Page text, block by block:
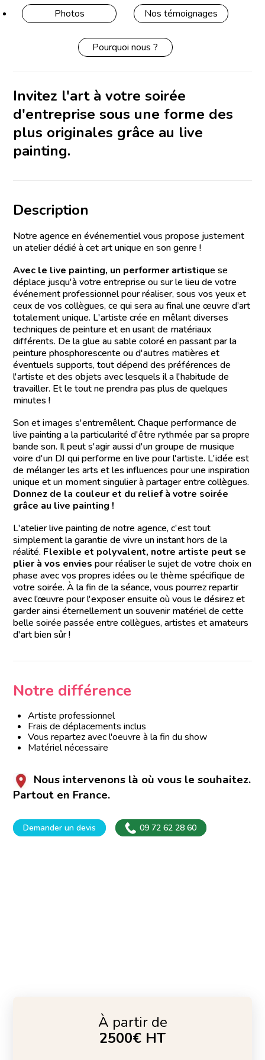
Photos Nos témoignages
Pourquoi nous ?
Invitez l'art à votre soirée
d'entreprise sous une forme des
plus originales grâce au live
painting.
Description
Notre agence en événementiel vous propose justement
un atelier dédié à cet art unique en son genre !
Avec le live painting, un performer artistique se
déplace jusqu'à votre entreprise ou sur le lieu de votre
événement professionnel pour réaliser, sous vos yeux et
ceux de vos collègues, ce qui sera au final une œuvre d’art
totalement unique. L'artiste crée en mêlant diverses
techniques de peinture et en usant de matériaux
différents. De la glue au sable coloré en passant par la
peinture phosphorescente ou d'autres matières et
éventuels supports, tout dépend des préférences de
l'artiste et des objets avec lesquels il a l'habitude de
travailler. Et le tout ne prendra pas plus de quelques
minutes !
Son et images s'entremêlent. Chaque performance de
live painting a la particularité d'être rythmée par sa propre
bande son. Il peut s'agir aussi d'un groupe de musique
voire d'un DJ qui performe en live pour l'artiste. L'idée est
de mélanger les arts et les influences pour une inspiration
unique et un moment singulier à partager entre collègues.
Donnez de la couleur et du relief à votre soirée
grâce au live painting !
L'atelier live painting de notre agence, c'est tout
simplement la garantie de vivre un instant hors de la
réalité. Flexible et polyvalent, notre artiste peut se
plier à vos envies pour réaliser le sujet de votre choix en
phase avec vos propres idées ou le thème spécifique de
votre soirée. À la fin de la séance, vous pourrez repartir
avec l’œuvre pour l'exposer ensuite où vous le désirez et
garder ainsi éternellement un souvenir matériel de cette
belle soirée passée entre collègues, artistes et amateurs
d'art bien sûr !
Notre différence
Artiste professionnel
Frais de déplacements inclus
Vous repartez avec l'oeuvre à la fin du show
Matériel nécessaire
Nous intervenons là où vous le souhaitez.
Partout en France.
Demander un devis 09 72 62 28 60
À partir de
2500€ HT